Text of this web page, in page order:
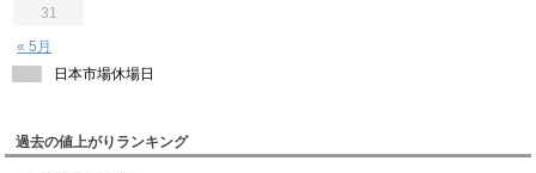
« 5月
31
日本市場休場日
過去の値上がりランキング